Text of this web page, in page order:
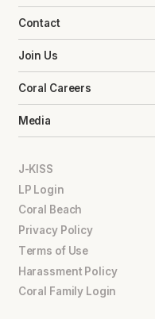
Contact
Join Us
Coral Careers
Media
J-KISS
LP Login
Coral Beach
Privacy Policy
Terms of Use
Harassment Policy
Coral Family Login